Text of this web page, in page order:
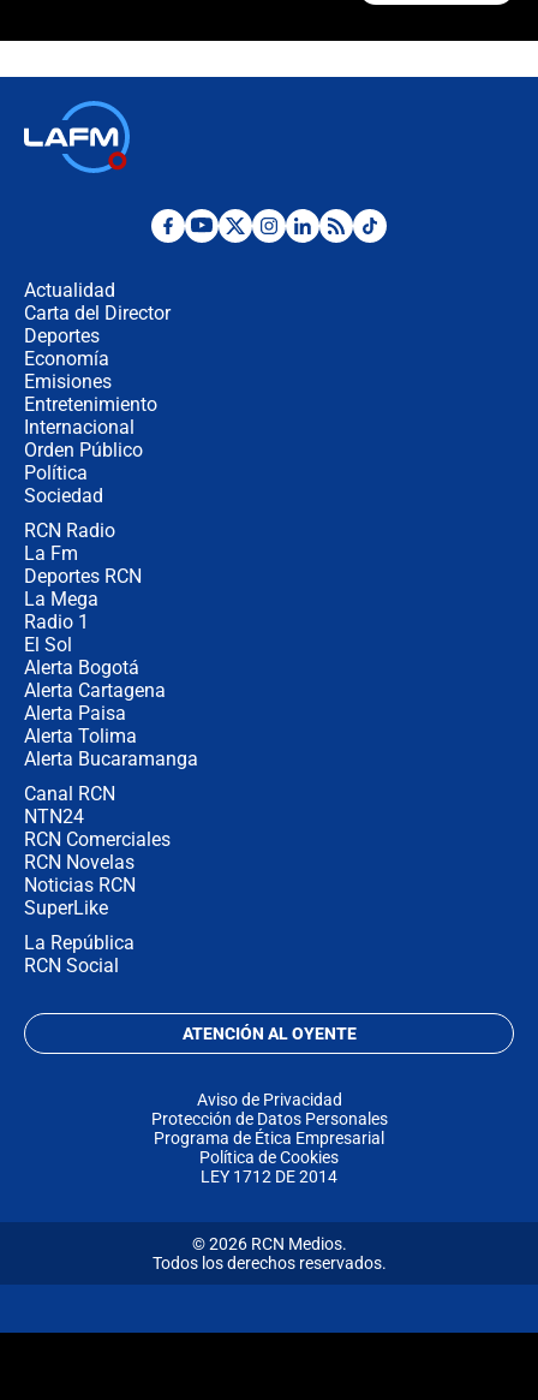
Posesión de Abelardo De La Espriella
Actualidad
Carta del Director
Deportes
Economía
Emisiones
Entretenimiento
Internacional
Orden Público
Política
Sociedad
RCN Radio
La Fm
Deportes RCN
La Mega
Radio 1
El Sol
Alerta Bogotá
Alerta Cartagena
Alerta Paisa
Alerta Tolima
Alerta Bucaramanga
Canal RCN
NTN24
RCN Comerciales
RCN Novelas
Noticias RCN
SuperLike
La República
RCN Social
ATENCIÓN AL OYENTE
Aviso de Privacidad
Protección de Datos Personales
Programa de Ética Empresarial
Política de Cookies
LEY 1712 DE 2014
© 2026 RCN Medios.
Todos los derechos reservados.